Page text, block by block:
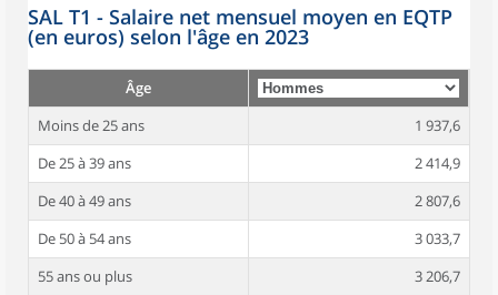
SAL T1 - Salaire net mensuel moyen en EQTP
(en euros) selon l'âge en 2023
Âge
Moins de 25 ans
1 937,6
De 25 à 39 ans
2 414,9
De 40 à 49 ans
2 807,6
De 50 à 54 ans
3 033,7
55 ans ou plus
3 206,7